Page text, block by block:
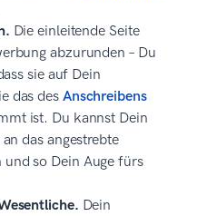
Die einleitende Seite
abzurunden – Du
sie auf Dein
das des Anschreibens
ist. Du kannst Dein
das angestrebte
und so Dein Auge fürs
Dein